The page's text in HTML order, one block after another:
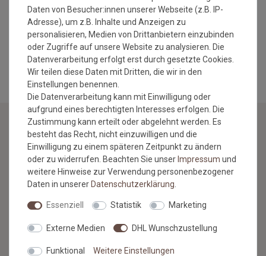
verschiedene Farben verfügbar
Eine Montageanleitung finden Sie unter dem Tab:
MEHR INFORMATIONEN ZUM EU VERANTWORTLICHEN »
NEWSLETTER
Jetzt anmelden: Profitieren Sie von aktuellen Angeboten
und erfahren Sie von den neuesten Produkten als
E-MAIL **
Newsletter
Daten von Besucher:innen unserer Webseite (z.B. IP-
Adresse), um z.B. Inhalte und Anzeigen zu
personalisieren, Medien von Drittanbietern einzubinden
oder Zugriffe auf unsere Website zu analysieren. Die
Datenverarbeitung erfolgt erst durch gesetzte Cookies.
Wir teilen diese Daten mit Dritten, die wir in den
Einstellungen benennen.
Die Datenverarbeitung kann mit Einwilligung oder
aufgrund eines berechtigten Interesses erfolgen. Die
Zustimmung kann erteilt oder abgelehnt werden. Es
besteht das Recht, nicht einzuwilligen und die
Einwilligung zu einem späteren Zeitpunkt zu ändern
oder zu widerrufen. Beachten Sie unser Impressum und
weitere Hinweise zur Verwendung personenbezogener
Daten in unserer Daten­schutz­erklärung
Essenziell Statistik Marketing
Externe Medien DHL Wunschzustellung
Funktional Weitere Einstellungen